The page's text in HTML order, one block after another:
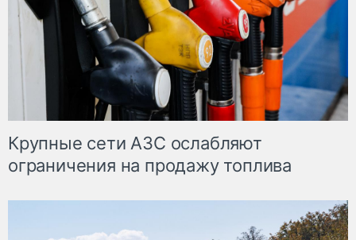
Крупные сети АЗС ослабляют
ограничения на продажу топлива